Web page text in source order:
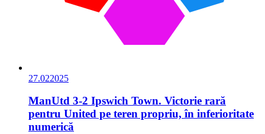
27.022025
ManUtd 3-2 Ipswich Town. Victorie rară
pentru United pe teren propriu, în inferioritate
numerică